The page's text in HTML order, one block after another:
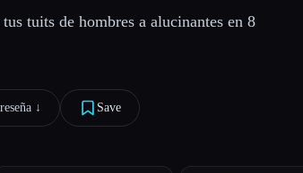
tuits de hombres a alucinantes en 8
↓︎ Save